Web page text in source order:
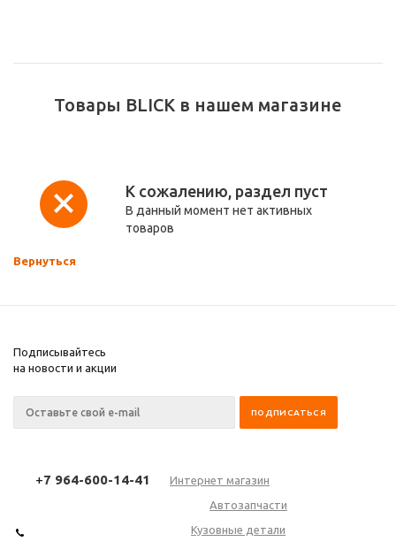
Товары BLICK в нашем магазине
К сожалению, раздел пуст
В данный момент нет активных
товаров
Вернуться
Подписывайтесь
на новости и акции
+7 964-600-14-41
Интернет магазин
Автозапчасти
Кузовные детали